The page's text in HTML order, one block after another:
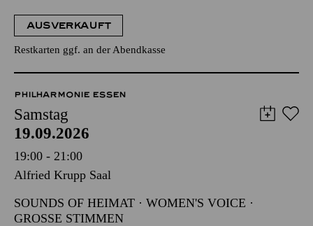
AUSVERKAUFT
Restkarten ggf. an der Abendkasse
PHILHARMONIE ESSEN
Samstag
19.09.2026
19:00 - 21:00
Alfried Krupp Saal
SOUNDS OF HEIMAT · WOMEN'S VOICE ·
GROSSE STIMMEN